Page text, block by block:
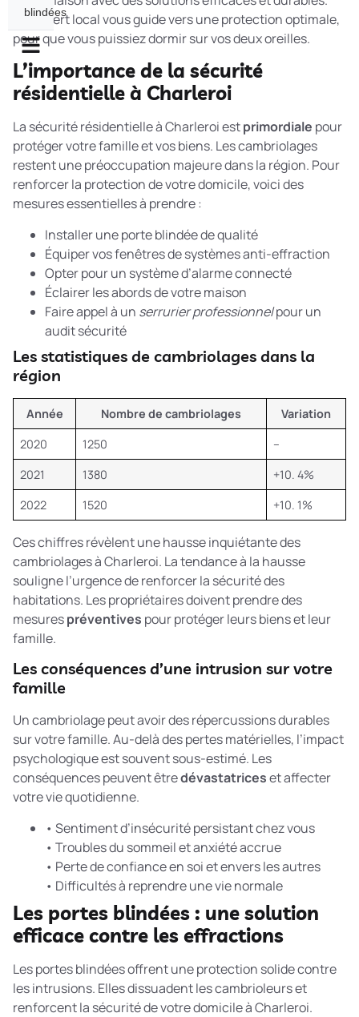
Un expert local vous guide vers une protection optimale,
pour que vous puissiez dormir sur vos deux oreilles.
L’importance de la sécurité
résidentielle à Charleroi
La sécurité résidentielle à Charleroi estprimordiale pour
protéger votre famille et vos biens. Les cambriolages
restent une préoccupation majeure dans la région. Pour
renforcer la protection de votre domicile, voici des
mesures essentielles à prendre :
Installer une porte blindée de qualité
Équiper vos fenêtres de systèmes anti-effraction
Opter pour un système d’alarme connecté
Éclairer les abords de votre maison
Faire appel à un serrurier professionnelpour un
audit sécurité
Les statistiques de cambriolages dans la
région
Année Nombre de cambriolages
Variation
2020
1250
–
2021
1380
+10. 4%
2022
1520 +10. 1%
Ces chiffres révèlent une hausse inquiétante des
cambriolages à Charleroi. La tendance à la hausse
souligne l’urgence de renforcer la sécurité des
habitations. Les propriétaires doivent prendre des
mesurespréventives pour protéger leurs biens et leur
famille.
Les conséquences d’une intrusion sur votre
famille
Un cambriolage peut avoir des répercussions durables
sur votre famille. Au-delà des pertes matérielles, l’impact
psychologique est souvent sous-estimé. Les
conséquences peuvent êtredévastatriceset affecter
votre vie quotidienne.
• Sentiment d’insécurité persistant chez vous
• Troubles du sommeil et anxiété accrue
• Perte de confiance en soi et envers les autres
• Difficultés à reprendre une vie normale
Les portes blindées : une solution
efficace contre les effractions
Les portes blindées offrent une protection solide contre
les intrusions. Elles dissuadent les cambrioleurs et
renforcent la sécurité de votre domicile à Charleroi.
blindées